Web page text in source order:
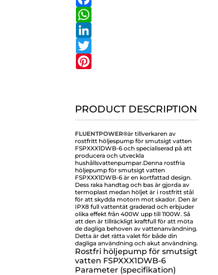
PRODUCT DESCRIPTION
FLUENTPOWER®är tillverkaren av
rostfritt höljespump för smutsigt vatten
FSPXXX1DWB-6 och specialiserad på att
producera och utveckla
hushållsvattenpumpar.Denna rostfria
höljepump för smutsigt vatten
FSPXXX1DWB-6 är en kortfattad design.
Dess raka handtag och bas är gjorda av
termoplast medan höljet är i rostfritt stål
för att skydda motorn mot skador. Den är
IPX8 full vattentät graderad och erbjuder
olika effekt från 400W upp till 1100W. Så
att den är tillräckligt kraftfull för att möta
de dagliga behoven av vattenanvändning.
Detta är det rätta valet för både din
dagliga användning och akut användning.
Rostfri höljepump för smutsigt
vatten FSPXXX1DWB-6
Parameter (specifikation)